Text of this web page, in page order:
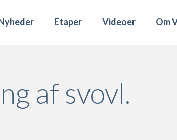
Etaper Videoer Om
af svovl.